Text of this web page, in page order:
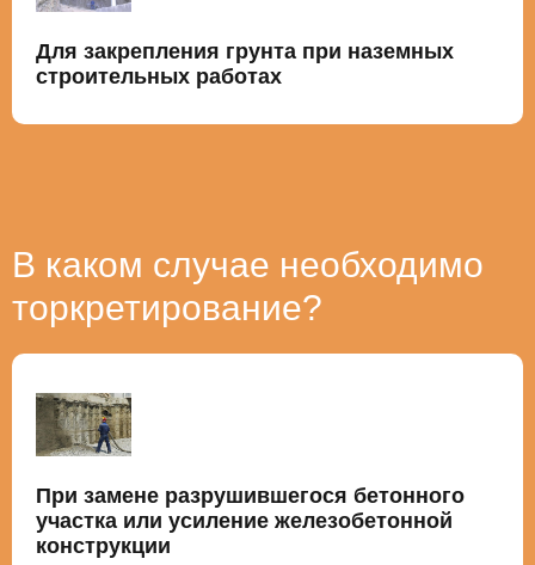
Для закрепления грунта при наземных
строительных работах
В каком случае необходимо
торкретирование?
При замене разрушившегося бетонного
участка или усиление железобетонной
конструкции